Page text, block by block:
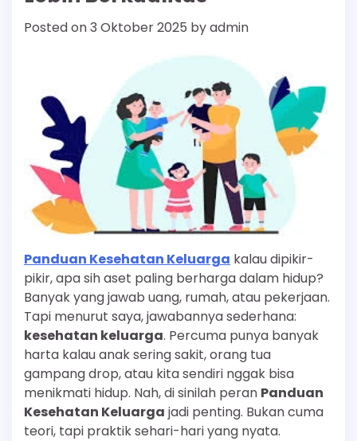
Posted on3 Oktober 2025 byadmin
Panduan Kesehatan Keluarga kalau dipikir-
pikir, apa sih aset paling berharga dalam hidup?
Banyak yang jawab uang, rumah, atau pekerjaan.
Tapi menurut saya, jawabannya sederhana:
kesehatan keluarga. Percuma punya banyak
harta kalau anak sering sakit, orang tua
gampang drop, atau kita sendiri nggak bisa
menikmati hidup. Nah, di sinilah peran Panduan
Kesehatan Keluarga jadi penting. Bukan cuma
teori, tapi praktik sehari-hari yang nyata.